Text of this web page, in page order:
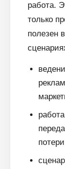
работа.
только
полезен